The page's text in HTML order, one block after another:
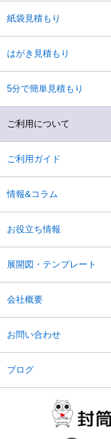
紙袋見積もり
はがき見積もり
5分で簡単見積もり
ご利用について
ご利用ガイド
情報&コラム
お役立ち情報
展開図・テンプレート
会社概要
お問い合わせ
ブログ